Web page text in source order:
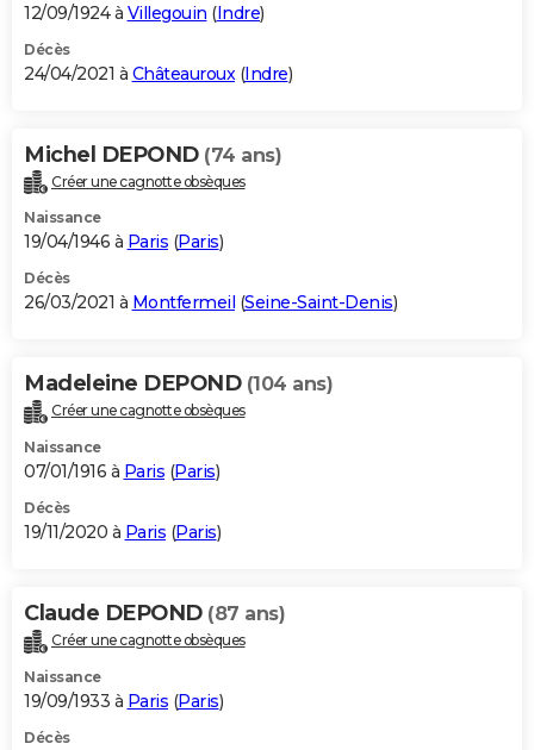
12/09/1924 à Villegouin (Indre)
Décès
24/04/2021 à Châteauroux (Indre)
Michel DEPOND (74 ans)
Créer une cagnotte obsèques
Naissance
19/04/1946 à Paris (Paris)
Décès
26/03/2021 à Montfermeil (Seine-Saint-Denis)
Madeleine DEPOND (104 ans)
Créer une cagnotte obsèques
Naissance
07/01/1916 à Paris (Paris)
Décès
19/11/2020 à Paris (Paris)
Claude DEPOND (87 ans)
Créer une cagnotte obsèques
Naissance
19/09/1933 à Paris (Paris)
Décès